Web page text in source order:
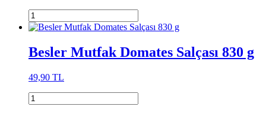
Besler Mutfak Domates Salçası 830 g
49,90 TL